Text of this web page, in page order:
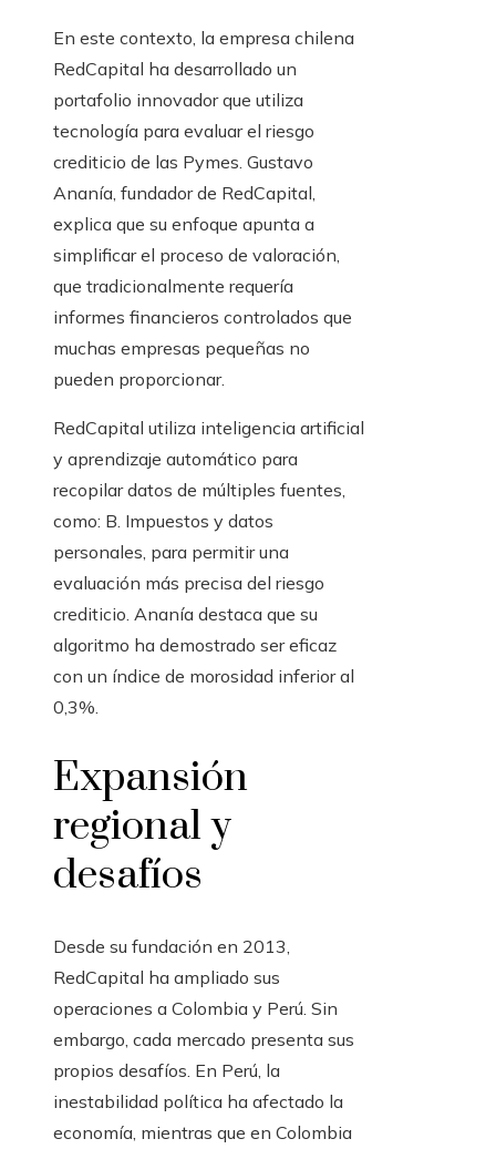
En este contexto, la empresa chilena
RedCapital ha desarrollado un
portafolio innovador que utiliza
tecnología para evaluar el riesgo
crediticio de las Pymes. Gustavo
Ananía, fundador de RedCapital,
explica que su enfoque apunta a
simplificar el proceso de valoración,
que tradicionalmente requería
informes financieros controlados que
muchas empresas pequeñas no
pueden proporcionar.
RedCapital utiliza inteligencia artificial
y aprendizaje automático para
recopilar datos de múltiples fuentes,
como: B. Impuestos y datos
personales, para permitir una
evaluación más precisa del riesgo
crediticio. Ananía destaca que su
algoritmo ha demostrado ser eficaz
con un índice de morosidad inferior al
0,3%.
Expansión
regional y
desafíos
Desde su fundación en 2013,
RedCapital ha ampliado sus
operaciones a Colombia y Perú. Sin
embargo, cada mercado presenta sus
propios desafíos. En Perú, la
inestabilidad política ha afectado la
economía, mientras que en Colombia